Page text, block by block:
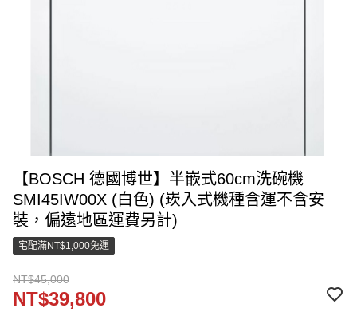
【BOSCH 德國博世】半嵌式60cm洗碗機
SMI45IW00X (白色) (崁入式機種含運不含安
裝，偏遠地區運費另計)
宅配滿NT$1,000免運
NT$45,000
NT$39,800